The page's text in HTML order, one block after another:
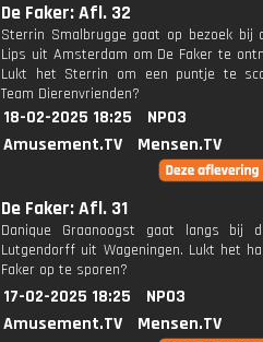
De Faker: Afl. 32
Sterrin Smalbrugge gaat op bezoek bij
Lips uit Amsterdam om De Faker te
Lukt het Sterrin om een puntje te
Team Dierenvrienden?
18-02-2025 18:25
NPO3
Amusement.TV
Mensen.TV
De Faker: Afl. 31
Danique Graanoogst gaat langs bij
Lutgendorff uit Wageningen. Lukt het
Faker op te sporen?
17-02-2025 18:25
NPO3
Amusement.TV
Mensen.TV